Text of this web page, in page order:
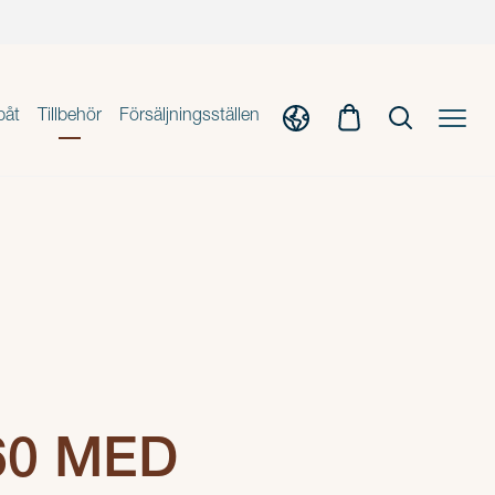
Tillbehör Försäljningsställen
MED